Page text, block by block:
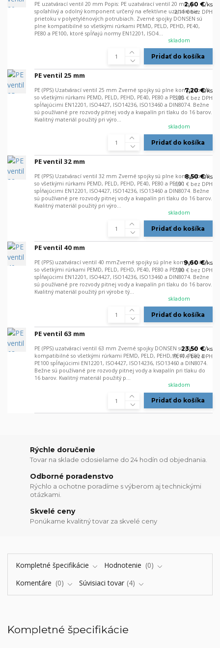
PE uzatvárací ventil 20 mm Popis: PE uzatvárací ventil 20 mm je
spoľahlivý a odolný komponent určený na efektívne uzatváranie
prietoku v polyetylénových potrubiach. Zverné spojky DONSEN sú
plne kompatibilné so všetkými rúrkami PEMD, PELD, PEHD, PE40,
PE80 a PE100, ktoré spĺňajú normy EN12201, ISO4...
2,60 €/ks
2,11 €bez DPH
skladom
Pridať do košíka
PE ventil 25 mm
PE (PPS) Uzatvárací ventil 25 mm Zverné spojky sú plne kompatibilné
so všetkými rúrkami PEMD, PELD, PEHD, PE40, PE80 a PE100
spĺňajúcimi EN12201, ISO4427, ISO14236, ISO13460 a DIN8074. Bežne
sú používané pre rozvody pitnej vody a kvapalín pri tlaku do 16 barov.
Kvalitný materiál použitý pri výro...
7,20 €/ks
5,85 € bez DPH
skladom
Pridať do košíka
PE ventil 32 mm
PE (PPS) Uzatvárací ventil 32 mm Zverné spojky sú plne kompatibilné
so všetkými rúrkami PEMD, PELD, PEHD, PE40, PE80 a PE100
spĺňajúcimi EN12201, ISO4427, ISO14236, ISO13460 a DIN8074. Bežne
sú používané pre rozvody pitnej vody a kvapalín pri tlaku do 16 barov.
Kvalitný materiál použitý pri výro...
8,50 €/ks
6,91 € bez DPH
skladom
Pridať do košíka
PE ventil 40 mm
PE (PPS) uzatvárací ventil 40 mmZverné spojky sú plne kompatibilné
so všetkými rúrkami PEMD, PELD, PEHD, PE40, PE80 a PE100
spĺňajúcimi EN12201, ISO4427, ISO14236, ISO13460 a DIN8074. Bežne
sú používané pre rozvody pitnej vody a kvapalín pri tlaku do 16 barov.
Kvalitný materiál použitý pri výrobe tý...
9,60 €/ks
7,80 € bez DPH
skladom
Pridať do košíka
PE ventil 63 mm
PE (PPS) uzatvárací ventil 63 mm Zverné spojky DONSEN sú plne
kompatibilné so všetkými rúrkami PEMD, PELD, PEHD, PE40, PE80 a
PE100 spĺňajúcimi EN12201, ISO4427, ISO14236, ISO13460 a DIN8074.
Bežne sú používané pre rozvody pitnej vody a kvapalín pri tlaku do
16 barov. Kvalitný materiál použitý p...
23,50 €/ks
19,11 €bez DPH
skladom
Pridať do košíka
Rýchle doručenie
Tovar na sklade odosielame do 24 hodín od objednania.
Odborné poradenstvo
Rýchlo a ochotne poradíme s výberom aj technickými
otázkami.
Skvelé ceny
Ponúkame kvalitný tovar za skvelé ceny
Kompletné špecifikácie Hodnotenie
0
Komentáre
0 Súvisiaci tovar 4
Kompletné špecifikácie